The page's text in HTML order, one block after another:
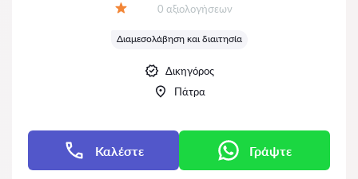
Αξιολογήσεις:
0 αξιολογήσεων
Διαμεσολάβηση και διαιτησία
Δικηγόρος
Πάτρα
Καλέστε Γράψτε